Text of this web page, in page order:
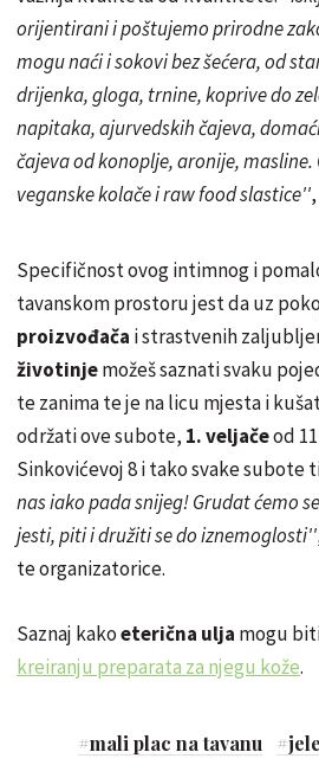
orijentirani i poštujemo prirodne
mogu naći i sokovi bez šećera, od
drijenka, gloga, trnine, koprive do
napitaka, ajurvedskih čajeva,
čajeva od konoplje, aronije,
veganske kolače i raw food slastice''
Specifičnost ovog intimnog i
tavanskom prostoru jest da uz
proizvođača i strastvenih
životinjemožeš saznati svaku
te zanima te je na licu mjesta i
održati ove subote, 1. veljačeod
Sinkovićevoj 8 i tako svake subote
nas iako pada snijeg! Grudat ćemo
jesti, piti i družiti se do iznemoglosti''
te organizatorice.
Saznaj kakoeterična ulja mogu
kreiranju preparata za njegu kože.
#mali plac na tavanu #